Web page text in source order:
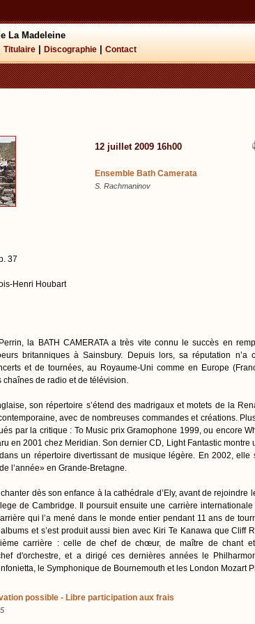
La Madeleine
Titulaire Discographie Contact
12 juillet 2009 16h00
Ensemble Bath Camerata
S. Rachmaninov
37
Henri Houbart
la BATH CAMERATA a très vite connu le succès en
britanniques à Sainsbury. Depuis lors, sa réputation n’a
et de tournées, au Royaume-Uni comme en Europe
chaînes de radio et de télévision.
son répertoire s’étend des madrigaux et motets de la
avec de nombreuses commandes et créations.
par la critique : To Music prix Gramophone 1999, ou encore
en 2001 chez Meridian. Son dernier CD, Light Fantastic montre
un répertoire divertissant de musique légère. En 2002, elle
l’année» en Grande-Bretagne.
dès son enfance à la cathédrale d’Ely, avant de rejoindre
de Cambridge. Il poursuit ensuite une carrière
qui l’a mené dans le monde entier pendant 11 ans de
et s’est produit aussi bien avec Kiri Te Kanawa que Cliff
carrière : celle de chef de chœur, de maître de chant
d'orchestre, et a dirigé ces dernières années le
le Symphonique de Bournemouth et les London Mozart
possible - Libre participation aux frais